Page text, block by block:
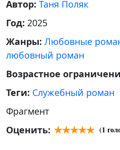
Автор: Таня Поляк
Год: 2025
Жанры: Любовные
любовный роман
Возрастное
Теги: Служебный роман
Фрагмент
Оценить:
(1